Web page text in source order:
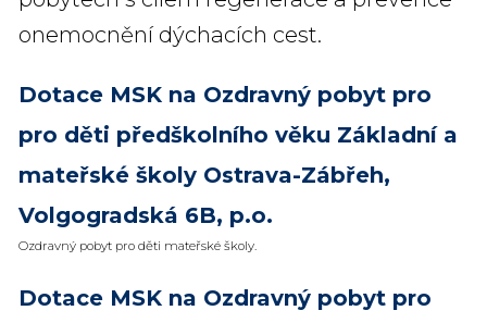
onemocnění dýchacích cest.
Dotace MSK na Ozdravný pobyt pro
pro děti předškolního věku Základní a
mateřské školy Ostrava-Zábřeh,
Volgogradská 6B, p.o.
Ozdravný pobyt pro děti mateřské školy.
Dotace MSK na Ozdravný pobyt pro